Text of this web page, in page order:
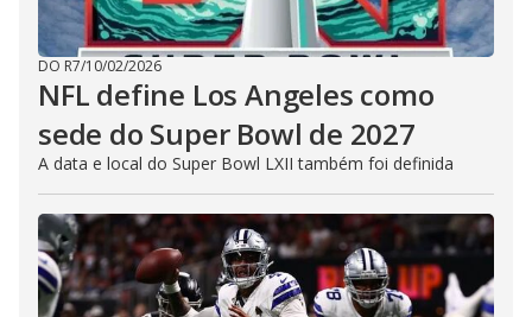
DO R7/10/02/2026
NFL define Los Angeles como
sede do Super Bowl de 2027
A data e local do Super Bowl LXII também foi definida